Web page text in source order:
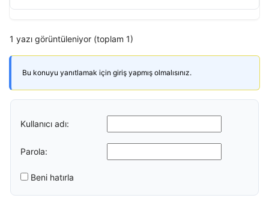
1 yazı görüntüleniyor (toplam 1)
Bu konuyu yanıtlamak için giriş yapmış olmalısınız.
Kullanıcı adı:
Parola:
Beni hatırla